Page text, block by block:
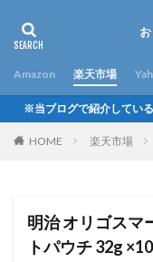
Amazon 楽天市場
※当ブログで紹介してい
HOME 楽天市場
明治 オリゴスマ
トパウチ 32g